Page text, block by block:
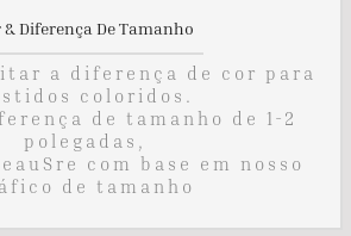
& Diferença De Tamanho
a diferença de cor para
coloridos.
de tamanho de 1-2
polegadas,
com base em nosso
de tamanho